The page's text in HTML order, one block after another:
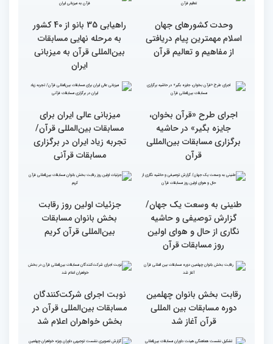
غرفه پاسخگویی به سوالات
شرعی در حاشیه چهلمین
دوره مسابقات بین‌المللی
انس با قرآن بهترین نقشه
راه برای زندگی افراد مختلف
وحدت کشورهای جهان
اسلام مهمترین پیام دریافتی
از مفاهیم و تعالیم قرآن
راهیابی 35 بانو از 40 کشور
به مرحله نهایی مسابقات
بین‌المللی قرآن به میزبانی
ایران
اجرای طرح «قرآن بخوان،
جایزه بگیر» در حاشیه
برگزاری مسابقات بین‌المللی
قرآن
میزبانی عالی ایران برای
مسابقات بین‌المللی قرآن/
تجربه زیاد ایران در برگزاری
طنینی به وسعت یک جهان/
گزارش توصیفی و حاشیه
نگاری از حال و هوای اولین
روز مسابقات قرآن
جزئیات اولین روز رقابت
بخش بانوان مسابقات
بین‌المللی قرآن کریم